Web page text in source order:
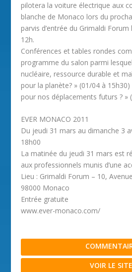
pilotera la voiture électrique aux
blanche de Monaco lors du
parvis d’entrée du Grimaldi
12h.
Conférences et tables rondes
programme du salon parmi
nucléaire, ressource durable et
pour la planète? » (01/04 à
pour nos déplacements futurs ? »
EVER MONACO 2011
Du jeudi 31 mars au dimanche 3
18h00
La matinée du jeudi 31 mars est
aux professionnels munis d’une
Lieu : Grimaldi Forum – 10,
98000 Monaco
Entrée gratuite
www.ever-monaco.com/
VOIR LE SITE